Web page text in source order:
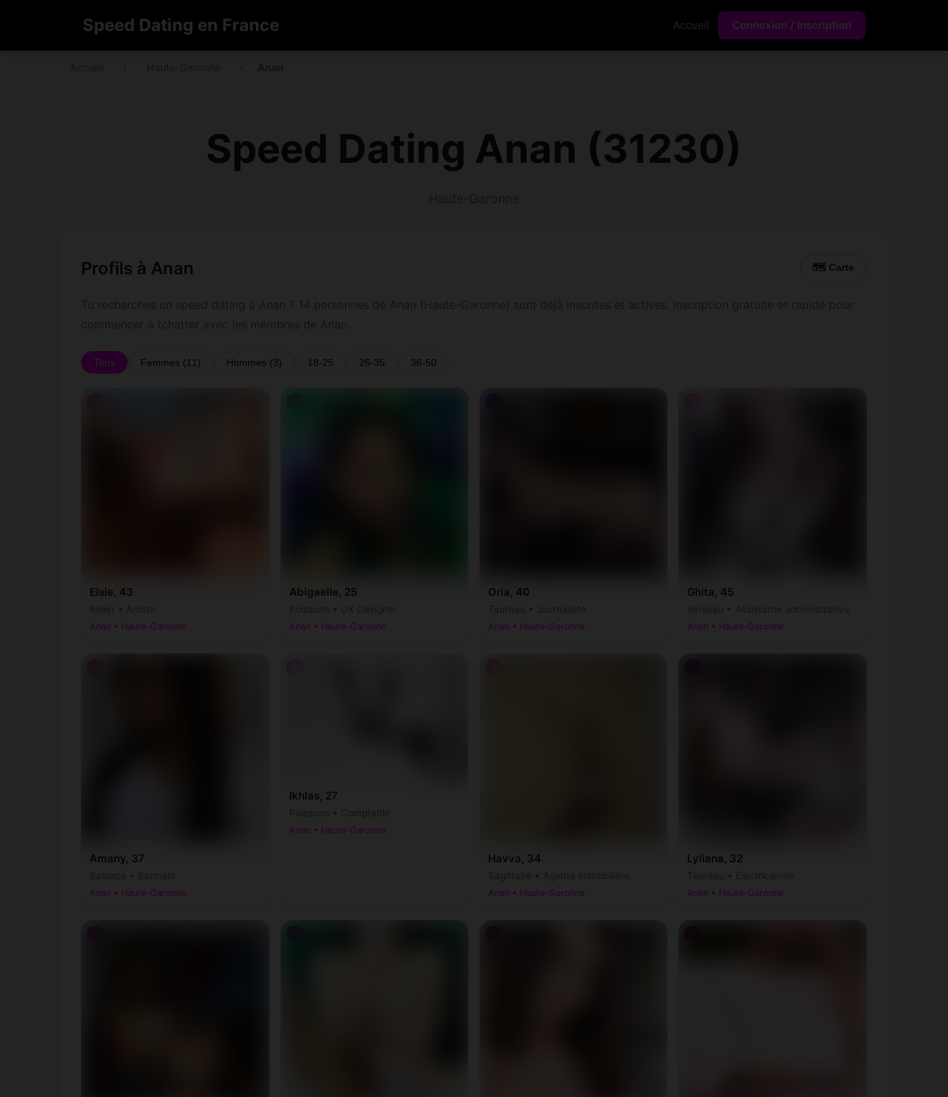
Speed Dating en France Accueil Connexion / Inscription
Speed Dating Anan (31230)
Profils à Anan 🗺 Carte
Tous Femmes (11) Hommes (3) 18-25 26-35 36-50
Elsie, 43
Anan • Haute-Garonne
Abigaelle, 25
Anan • Haute-Garonne
Oria, 40
Anan • Haute-Garonne
Ghita, 45
Anan • Haute-Garonne
Amany, 37
Anan • Haute-Garonne
Ikhlas, 27
Anan • Haute-Garonne
Havva, 34
Anan • Haute-Garonne
Lyliana, 32
Anan • Haute-Garonne